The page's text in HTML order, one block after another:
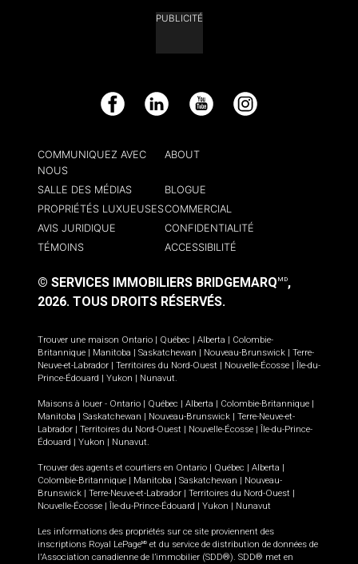
PUBLICITÉ
Facebook LinkedIn YouTube Instagram
COMMUNIQUEZ AVEC
NOUS
ABOUT
SALLE DES MÉDIAS
BLOGUE
PROPRIÉTÉS LUXUEUSESCOMMERCIAL
AVIS JURIDIQUE
CONFIDENTIALITÉ
TÉMOINS
ACCESSIBILITÉ
© SERVICES IMMOBILIERS BRIDGEMARQ MD,
2026. TOUS DROITS RÉSERVÉS.
Trouver une maison Ontario Québec Alberta
Colombie-
Britannique
Manitoba Saskatchewan Nouveau-Brunswick
Terre-
Neuve-et-Labrador
Territoires du Nord-Ouest Nouvelle-Écosse
Île-du-
Prince-Édouard
Yukon Nunavut.
Maisons à louer - Ontario Québec Alberta Colombie-Britannique
Manitoba
Saskatchewan Nouveau-Brunswick
Terre-Neuve-et-
Labrador
Territoires du Nord-Ouest Nouvelle-Écosse
Île-du-Prince-
Édouard
Yukon Nunavut.
Trouver des agents et courtiers en Ontario Québec Alberta
Colombie-Britannique
Manitoba Saskatchewan
Nouveau-
Brunswick
Terre-Neuve-et-Labrador Territoires du Nord-Ouest
Nouvelle-Écosse
Île-du-Prince-Édouard Yukon Nunavut
Les informations des propriétés sur ce site proviennent des
inscriptions Royal LePageMD et du service de distribution de données de
l'Association canadienne de l’immobilier (SDD®). SDD® met en